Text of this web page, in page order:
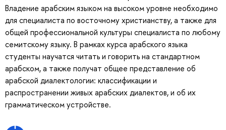
Владение арабским языком на высоком уровне необходимо
для специалиста по восточному христианству, а также для
общей профессиональной культуры специалиста по любому
семитскому языку. В рамках курса арабского языка
студенты научатся читать и говорить на стандартном
арабском, а также получат общее представление об
арабской диалектологии: классификации и
распространении живых арабских диалектов, и об их
грамматическом устройстве.